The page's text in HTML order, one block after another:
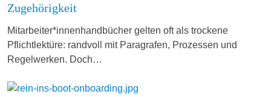
Zugehörigkeit
Mitarbeiter*innenhandbücher gelten oft als trockene
Pflichtlektüre: randvoll mit Paragrafen, Prozessen und
Regelwerken. Doch…